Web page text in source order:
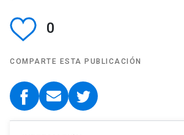
0
COMPARTE ESTA PUBLICACIÓN